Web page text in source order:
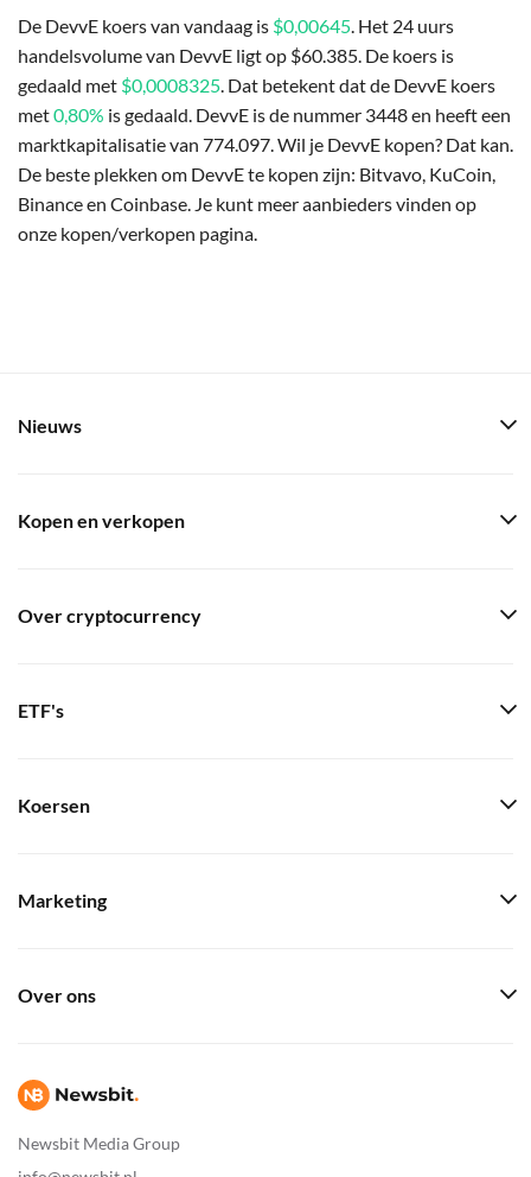
De DevvE koers van vandaag is $0,00645. Het 24 uurs
handelsvolume van DevvE ligt op $60.385. De koers is
gedaald met $0,0008325. Dat betekent dat de DevvE koers
met0,80% is gedaald. DevvE is de nummer 3448 en heeft een
marktkapitalisatie van 774.097. Wil je DevvE kopen? Dat kan.
De beste plekken om DevvE te kopen zijn: Bitvavo, KuCoin,
Binance en Coinbase. Je kunt meer aanbieders vinden op
onze kopen/verkopen pagina.
Newsbit Media Group
Nieuws
Kopen en verkopen
Over cryptocurrency
ETF's
Koersen
Marketing
Over ons